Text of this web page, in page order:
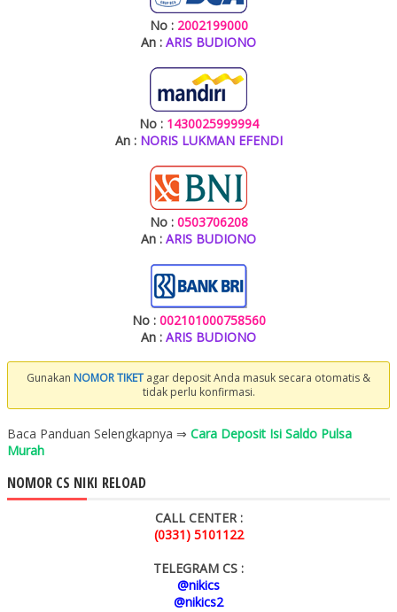
No : 2002199000
An : ARIS BUDIONO
No : 1430025999994
An : NORIS LUKMAN EFENDI
No : 0503706208
An : ARIS BUDIONO
No : 002101000758560
An : ARIS BUDIONO
Gunakan NOMOR TIKET agar deposit Anda masuk secara otomatis &
tidak perlu konfirmasi.
Baca Panduan Selengkapnya ⇒ Cara Deposit Isi Saldo Pulsa
Murah
NOMOR CS NIKI RELOAD
CALL CENTER :
(0331) 5101122
TELEGRAM CS :
@nikics
@nikics2